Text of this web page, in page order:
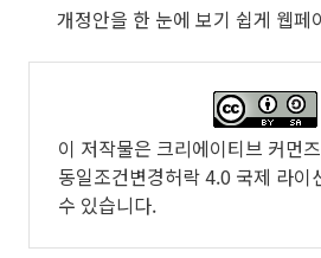
개정안을 한 눈에 보기 쉽게 웹페
이 저작물은 크리에이티브 커먼
동일조건변경허락 4.0 국제 라이
수 있습니다.